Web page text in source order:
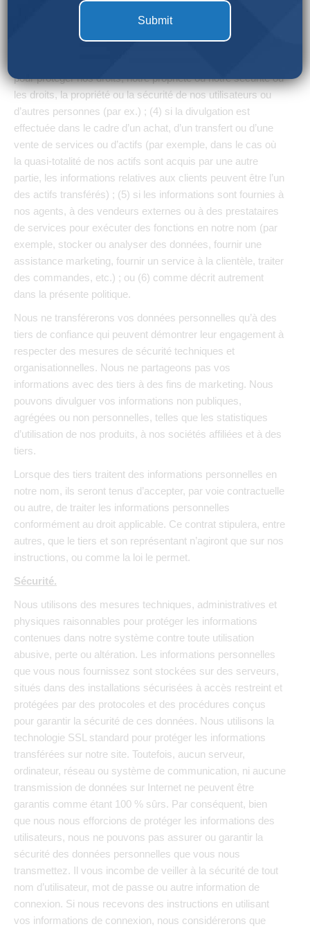
gouvernementales et quasi-gouvernementales, aux
ordonnances du tribunal ou aux assignations, pour faire
pour protéger nos droits, notre propriété ou notre sécurité ou
les droits, la propriété ou la sécurité de nos utilisateurs ou
d’autres personnes (par ex.) ; (4) si la divulgation est
effectuée dans le cadre d’un achat, d’un transfert ou d’une
vente de services ou d’actifs (par exemple, dans le cas où
la quasi-totalité de nos actifs sont acquis par une autre
partie, les informations relatives aux clients peuvent être l’un
des actifs transférés) ; (5) si les informations sont fournies à
nos agents, à des vendeurs externes ou à des prestataires
de services pour exécuter des fonctions en notre nom (par
exemple, stocker ou analyser des données, fournir une
assistance marketing, fournir un service à la clientèle, traiter
des commandes, etc.) ; ou (6) comme décrit autrement
dans la présente politique.
Nous ne transférerons vos données personnelles qu’à des
tiers de confiance qui peuvent démontrer leur engagement à
respecter des mesures de sécurité techniques et
organisationnelles. Nous ne partageons pas vos
informations avec des tiers à des fins de marketing. Nous
pouvons divulguer vos informations non publiques,
agrégées ou non personnelles, telles que les statistiques
d’utilisation de nos produits, à nos sociétés affiliées et à des
tiers.
Lorsque des tiers traitent des informations personnelles en
notre nom, ils seront tenus d’accepter, par voie contractuelle
ou autre, de traiter les informations personnelles
conformément au droit applicable. Ce contrat stipulera, entre
autres, que le tiers et son représentant n’agiront que sur nos
instructions, ou comme la loi le permet.
Sécurité.
Nous utilisons des mesures techniques, administratives et
physiques raisonnables pour protéger les informations
contenues dans notre système contre toute utilisation
abusive, perte ou altération. Les informations personnelles
que vous nous fournissez sont stockées sur des serveurs,
situés dans des installations sécurisées à accès restreint et
protégées par des protocoles et des procédures conçus
pour garantir la sécurité de ces données. Nous utilisons la
technologie SSL standard pour protéger les informations
transférées sur notre site. Toutefois, aucun serveur,
ordinateur, réseau ou système de communication, ni aucune
transmission de données sur Internet ne peuvent être
garantis comme étant 100 % sûrs. Par conséquent, bien
que nous nous efforcions de protéger les informations des
utilisateurs, nous ne pouvons pas assurer ou garantir la
sécurité des données personnelles que vous nous
transmettez. Il vous incombe de veiller à la sécurité de tout
nom d’utilisateur, mot de passe ou autre information de
connexion. Si nous recevons des instructions en utilisant
vos informations de connexion, nous considérerons que